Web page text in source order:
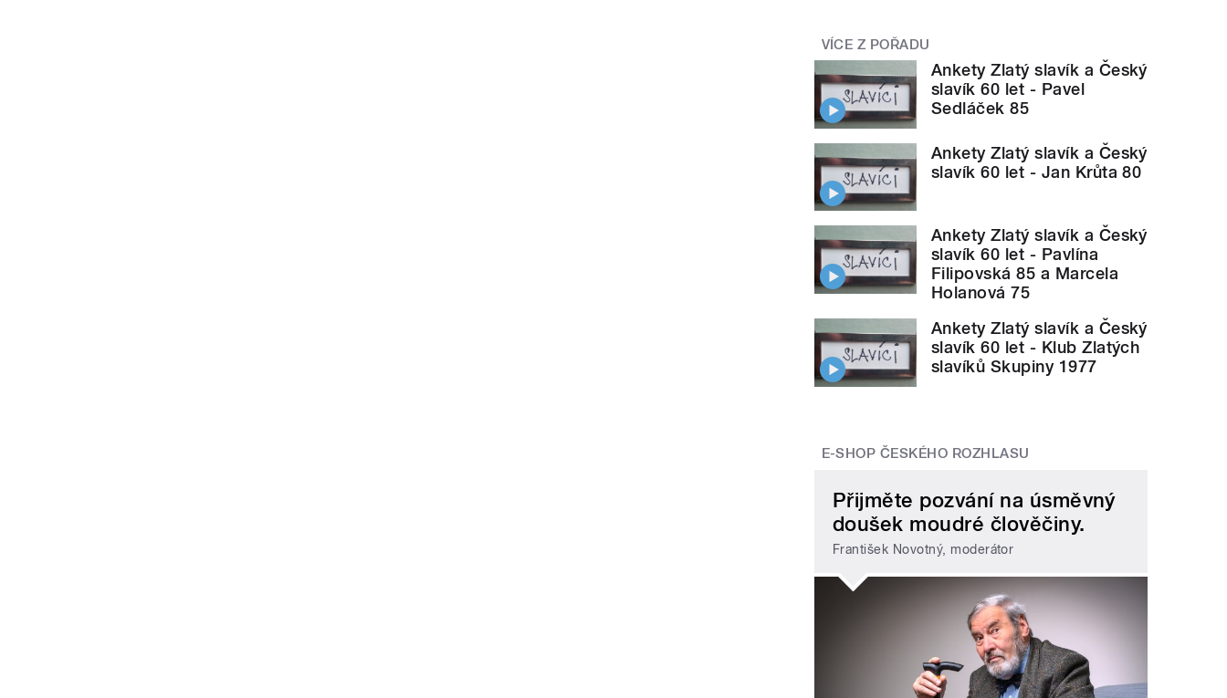
VÍCE Z POŘADU
Ankety Zlatý slavík a Český
slavík 60 let - Pavel
Sedláček 85
Ankety Zlatý slavík a Český
slavík 60 let - Jan Krůta 80
Ankety Zlatý slavík a Český
slavík 60 let - Pavlína
Filipovská 85 a Marcela
Holanová 75
Ankety Zlatý slavík a Český
slavík 60 let - Klub Zlatých
slavíků Skupiny 1977
E-SHOP ČESKÉHO ROZHLASU
Přijměte pozvání na úsměvný
doušek moudré člověčiny.
František Novotný, moderátor